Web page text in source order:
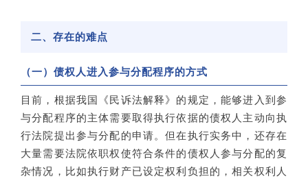
物权的债权人，可以直接申请参与分配，主张优先受
第五百零七条申请参与分配，申请人应当提交申请
书。
申请书应当写明参与分配和被执行人不能清偿所
参与分配申请应当在执行程序开始后，被执行人的财
产执行终结前提出。
二、存在的难点
（一）债权人进入参与分配程序的方式
目前，根据我国《民诉法解释》的规定，能够进入到参
与分配程序的主体需要取得执行依据的债权人主动向执
行法院提出参与分配的申请。但在执行实务中，还存在
大量需要法院依职权使符合条件的债权人参与分配的复
杂情况，比如执行财产已设定权利负担的，相关权利人